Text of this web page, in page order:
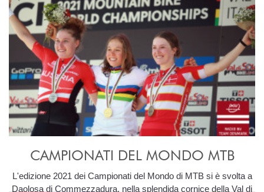
CAMPIONATI DEL MONDO MTB
L'edizione 2021 dei Campionati del Mondo di MTB si è svolta a
Daolosa di Commezzadura, nella splendida cornice della Val di